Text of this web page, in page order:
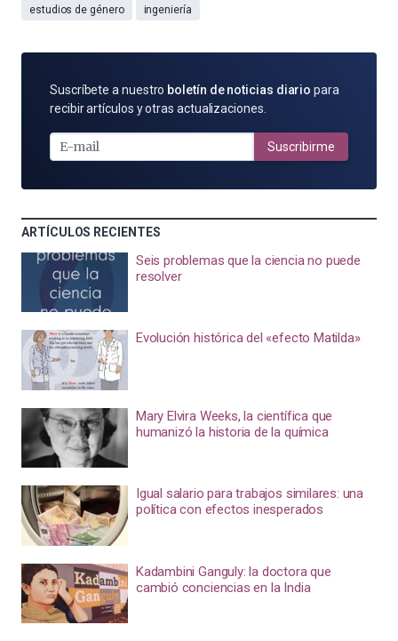
estudios de género ingeniería
SUSCRÍBETE
POR
MAIL
Suscríbete a nuestro boletín de noticias diario para
recibir artículos y otras actualizaciones.
Suscribirme
ARTÍCULOS RECIENTES
Seis problemas que la ciencia no puede
resolver
Evolución histórica del «efecto Matilda»
Mary Elvira Weeks, la científica que
humanizó la historia de la química
Igual salario para trabajos similares: una
política con efectos inesperados
Kadambini Ganguly: la doctora que
cambió conciencias en la India